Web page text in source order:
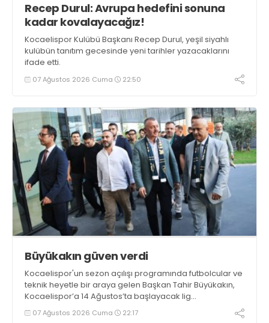
Recep Durul: Avrupa hedefini sonuna
kadar kovalayacağız!
Kocaelispor Kulübü Başkanı Recep Durul, yeşil siyahlı
kulübün tanıtım gecesinde yeni tarihler yazacaklarını
ifade etti.
07 Ağustos 2026 Cuma 22:50
Büyükakın güven verdi
Kocaelispor'un sezon açılışı programında futbolcular ve
teknik heyetle bir araya gelen Başkan Tahir Büyükakın,
Kocaelispor’a 14 Ağustos’ta başlayacak lig
maratonunda başarılar diledi ve “Yanınızdayım” dedi.
07 Ağustos 2026 Cuma 22:17